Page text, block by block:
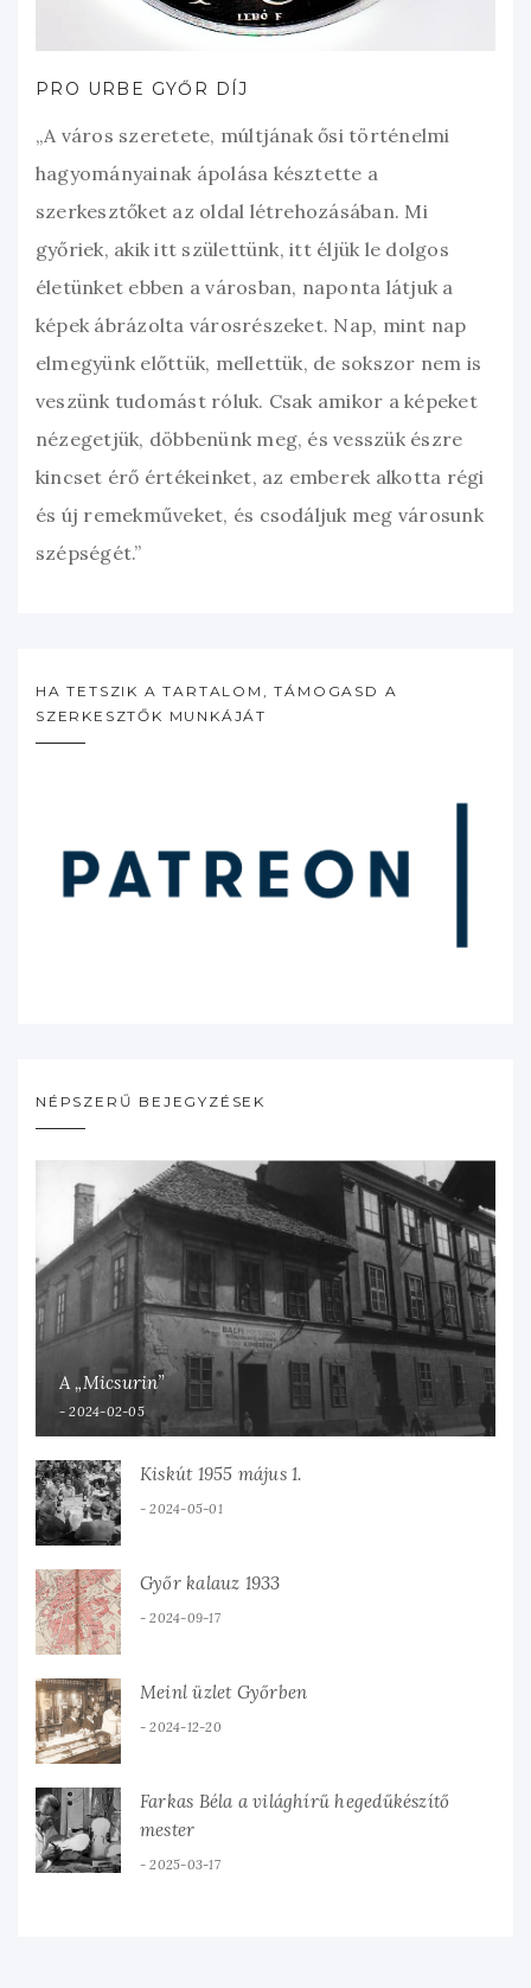
PRO URBE GYŐR DÍJ
„A város szeretete, múltjának ősi történelmi
hagyományainak ápolása késztette a
szerkesztőket az oldal létrehozásában. Mi
győriek, akik itt születtünk, itt éljük le dolgos
életünket ebben a városban, naponta látjuk a
képek ábrázolta városrészeket. Nap, mint nap
elmegyünk előttük, mellettük, de sokszor nem is
veszünk tudomást róluk. Csak amikor a képeket
nézegetjük, döbbenünk meg, és vesszük észre
kincset érő értékeinket, az emberek alkotta régi
és új remekműveket, és csodáljuk meg városunk
szépségét.”
HA TETSZIK A TARTALOM, TÁMOGASD A
SZERKESZTŐK MUNKÁJÁT
NÉPSZERŰ BEJEGYZÉSEK
A „Micsurin”
2024-02-05
Kiskút 1955 május 1.
2024-05-01
Győr kalauz 1933
2024-09-17
Meinl üzlet Győrben
2024-12-20
Farkas Béla a világhírű hegedűkészítő
mester
2025-03-17